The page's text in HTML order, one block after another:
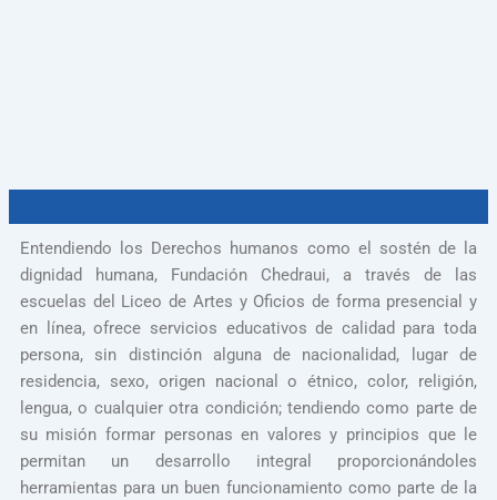
Entendiendo los Derechos humanos como el sostén de la
dignidad humana, Fundación Chedraui, a través de las
escuelas del Liceo de Artes y Oficios de forma presencial y
en línea, ofrece servicios educativos de calidad para toda
persona, sin distinción alguna de nacionalidad, lugar de
residencia, sexo, origen nacional o étnico, color, religión,
lengua, o cualquier otra condición; tendiendo como parte de
su misión formar personas en valores y principios que le
permitan un desarrollo integral proporcionándoles
herramientas para un buen funcionamiento como parte de la